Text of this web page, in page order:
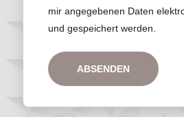
mir angegebenen Daten
und gespeichert werden.
ABSENDEN